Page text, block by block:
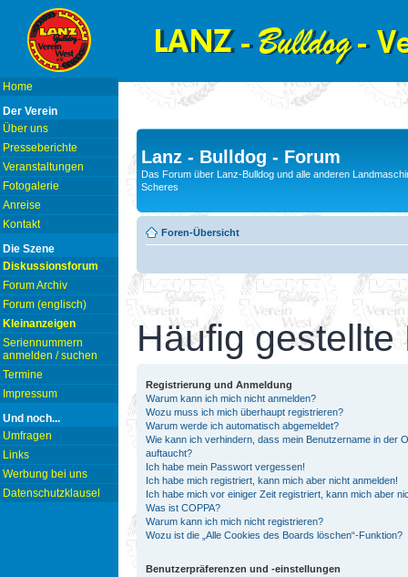
Home
Der Verein
Über uns
Presseberichte
Veranstaltungen
Fotogalerie
Anreise
Kontakt
Die Szene
Diskussionsforum
Forum Archiv
Forum (englisch)
Kleinanzeigen
Seriennummern
anmelden / suchen
Termine
Impressum
Und noch...
Umfragen
Links
Werbung bei uns
Datenschutzklausel
Lanz - Bulldog - Forum
Das Forum über Lanz-Bulldog und alle anderen
Scheres
Foren-Übersicht
Häufig gestellte
Registrierung und Anmeldung
Warum kann ich mich nicht anmelden?
Wozu muss ich mich überhaupt registrieren?
Warum werde ich automatisch abgemeldet?
Wie kann ich verhindern, dass mein Benutzername in der
auftaucht?
Ich habe mein Passwort vergessen!
Ich habe mich registriert, kann mich aber nicht anmelden!
Ich habe mich vor einiger Zeit registriert, kann mich aber
Was ist COPPA?
Warum kann ich mich nicht registrieren?
Wozu ist die „Alle Cookies des Boards löschen“-Funktion?
Benutzerpräferenzen und -einstellungen